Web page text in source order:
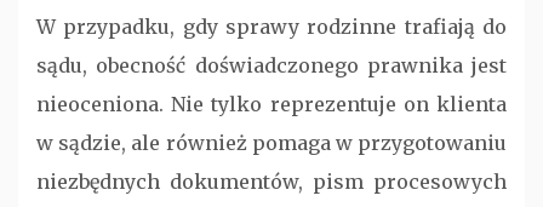
W przypadku, gdy sprawy rodzinne trafiają do
sądu, obecność doświadczonego prawnika jest
nieoceniona. Nie tylko reprezentuje on klienta
w sądzie, ale również pomaga w przygotowaniu
niezbędnych dokumentów, pism procesowych